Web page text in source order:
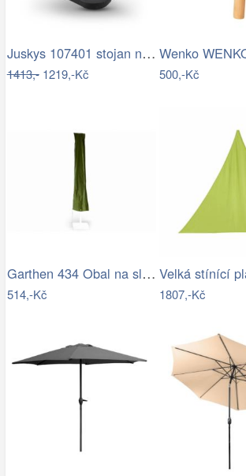
Juskys 107401 stojan na slunčeník černý…
1413,-1219,-Kč 500,-Kč
Garthen 434 Obal na slunečník s…
514,-Kč 1807,-Kč